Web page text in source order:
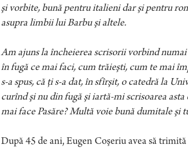
şi vorbite, bună pentru italieni dar şi pentru
asupra limbii lui Barbu şi altele.
Am ajuns la încheierea scrisorii vorbind
în fugă ce mai faci, cum trăieşti, cum te mai
s-a spus, că ţi s-a dat, în sfîrşit, o catedră la
curînd şi nu din fugă şi iartă-mi scrisoarea
mai face Pasăre? Multă voie bună dumitale şi
După 45 de ani, Eugen Coşeriu avea să